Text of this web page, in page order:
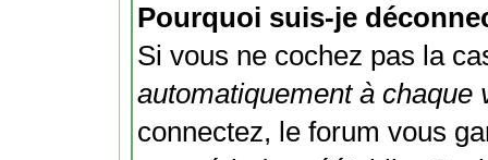
Pourquoi suis-je
Si vous ne cochez pas la
automatiquement à chaque
connectez, le forum vous